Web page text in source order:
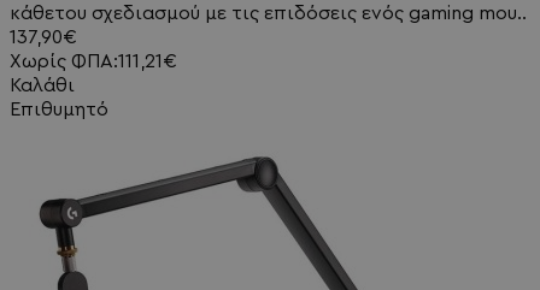
κάθετου σχεδιασμού με τις επιδόσεις ενός gaming mou..
137,90€
Χωρίς ΦΠΑ:111,21€
Καλάθι
Επιθυμητό